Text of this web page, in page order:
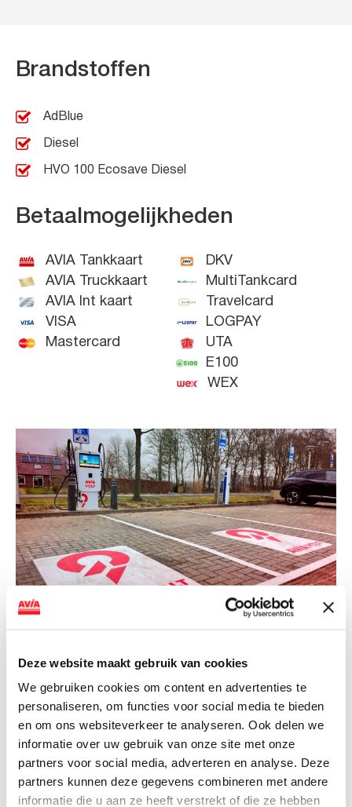
Deze website maakt gebruik van cookies
We gebruiken cookies om content en advertenties te
personaliseren, om functies voor social media te bieden
en om ons websiteverkeer te analyseren. Ook delen we
informatie over uw gebruik van onze site met onze
partners voor social media, adverteren en analyse. Deze
partners kunnen deze gegevens combineren met andere
informatie die u aan ze heeft verstrekt of die ze hebben
Brandstoffen
AdBlue
Diesel
HVO 100 Ecosave Diesel
Betaalmogelijkheden
AVIA Tankkaart
AVIA Truckkaart
AVIA Int kaart
VISA
Mastercard
DKV
MultiTankcard
Travelcard
LOGPAY
UTA
E100
WEX
NIEUWS
AVIA VOLT en Fletcher Hotels starten
landelijke uitrol van DC-
snellaadinfrastructuur
AVIA VOLT en Fletcher Hotels starten landelijke uitrol
van DC-snellaadinfrastructuur AVIA VOLT en...
Lees verder